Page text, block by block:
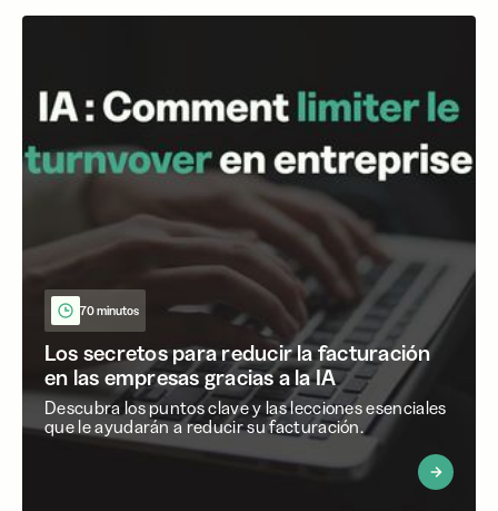
70 minutos
Los secretos para reducir la facturación
en las empresas gracias a la IA
Descubra los puntos clave y las lecciones esenciales
que le ayudarán a reducir su facturación.